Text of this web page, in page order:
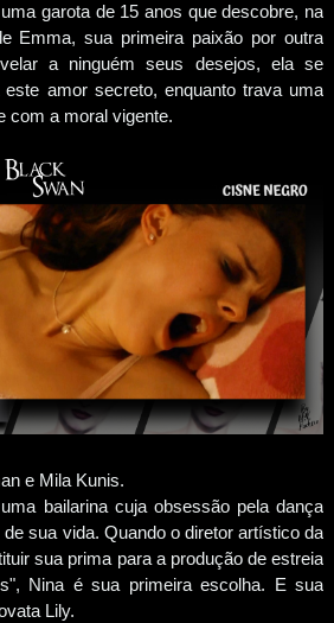
garota de 15 anos que descobre, na
Emma, sua primeira paixão por outra
a ninguém seus desejos, ela se
amor secreto, enquanto trava uma
com a moral vigente.
e Mila Kunis.
bailarina cuja obsessão pela dança
sua vida. Quando o diretor artístico da
sua prima para a produção de estreia
Nina é sua primeira escolha. E sua
Lily.